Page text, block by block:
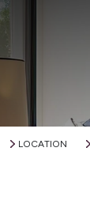
LOCATION